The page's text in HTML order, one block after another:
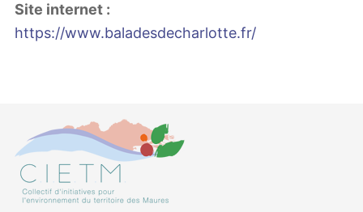
Site internet :
https://www.baladesdecharlotte.fr/